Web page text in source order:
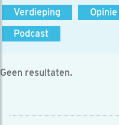
Verdieping
Opinie
Podcast
Geen resultaten.